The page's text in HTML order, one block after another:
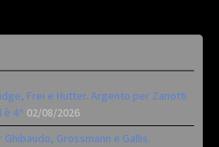
Frei e Hutter. Argento per Zanotti
è 4^ 02/08/2026
Grossmann e Gallis.